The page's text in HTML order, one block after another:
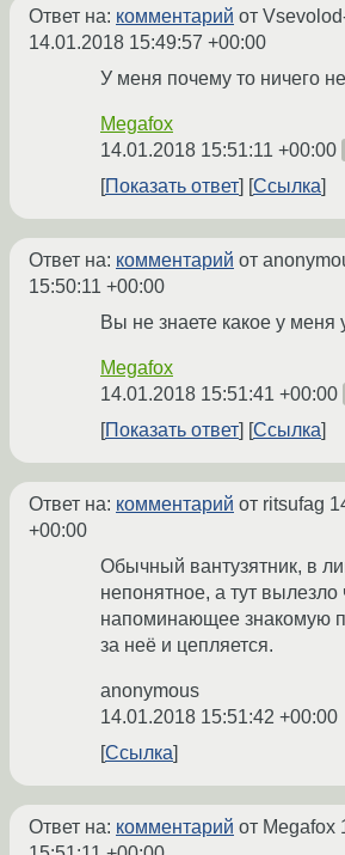
Ответ на: комментарий от
14.01.2018 15:49:57 +00:00
У меня почему то ничего
Megafox
14.01.2018 15:51:11 +00:00
Показать ответ Ссылка
Ответ на: комментарий от
15:50:11 +00:00
Вы не знаете какое у меня
Megafox
14.01.2018 15:51:41 +00:00
Показать ответ Ссылка
Ответ на: комментарий от ritsufag
+00:00
Обычный вантузятник, в
непонятное, а тут вылезло
напоминающее знакомую
за неё и цепляется.
anonymous
14.01.2018 15:51:42 +00:00
Ссылка
Ответ на: комментарий от Megafox